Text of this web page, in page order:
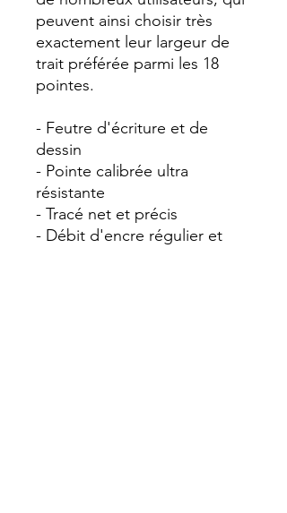
peuvent ainsi choisir très
exactement leur largeur de
trait préférée parmi les 18
pointes.
- Feutre d'écriture et de
dessin
- Pointe calibrée ultra
résistante
- Tracé net et précis
- Débit d'encre régulier et